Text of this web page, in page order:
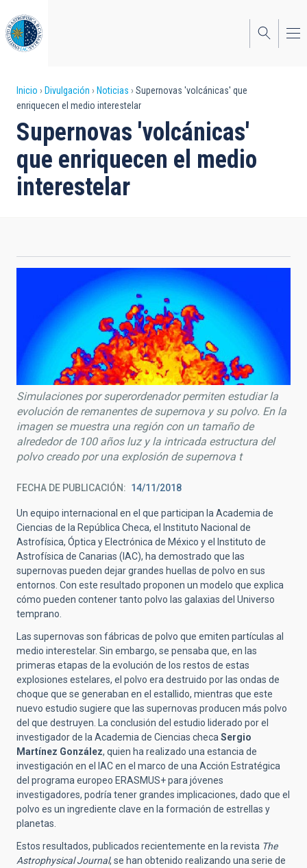
al
contenido
principal
Sobrescribir
enlaces
de
ayuda
a
Inicio Divulgación Noticias
Supernovas 'volcánicas' que
enriquecen el medio interestelar
Supernovas 'volcánicas'
que enriquecen el medio
interestelar
Simulaciones por superordenador permiten estudiar la
evolución de remanentes de supernova y su polvo. En la
imagen se muestra una región con un tamaño de
alrededor de 100 años luz y la intricada estructura del
polvo creado por una explosión de supernova t
FECHA DE PUBLICACIÓN 14/11/2018
Un equipo internacional en el que participan la Academia de
Ciencias de la República Checa, el Instituto Nacional de
Astrofísica, Óptica y Electrónica de México y el Instituto de
Astrofísica de Canarias (IAC), ha demostrado que las
supernovas pueden dejar grandes huellas de polvo en sus
entornos. Con este resultado proponen un modelo que explica
cómo pueden contener tanto polvo las galaxias del Universo
temprano.
Las supernovas son fábricas de polvo que emiten partículas al
medio interestelar. Sin embargo, se pensaba que, en las
primeras etapas de la evolución de los restos de estas
explosiones estelares, el polvo era destruido por las ondas de
choque que se generaban en el estallido, mientras que este
nuevo estudio sugiere que las supernovas producen más polvo
del que destruyen. La conclusión del estudio liderado por el
investigador de la Academia de Ciencias checa Sergio
Martínez González, quien ha realizado una estancia de
investigación en el IAC en el marco de una Acción Estratégica
del programa europeo ERASMUS+ para jóvenes
investigadores, podría tener grandes implicaciones, dado que el
polvo es un ingrediente clave en la formación de estrellas y
planetas.
Estos resultados, publicados recientemente en la revista The
Astrophysical Journal, se han obtenido realizando una serie de